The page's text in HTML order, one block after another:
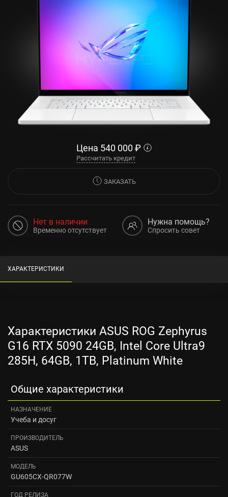
Цена 540 000 ₽
Рассчитать кредит
ЗАКАЗАТЬ
Нет в наличии
Временно отсутствует
Нужна помощь?
Спросить совет
ХАРАКТЕРИСТИКИ
Характеристики ASUS ROG Zephyrus
G16 RTX 5090 24GB, Intel Core Ultra9
285H, 64GB, 1TB, Platinum White
Общие характеристики
НАЗНАЧЕНИЕ
Учеба и досуг
ПРОИЗВОДИТЕЛЬ
ASUS
МОДЕЛЬ
GU605CX-QR077W
ГОД РЕЛИЗА